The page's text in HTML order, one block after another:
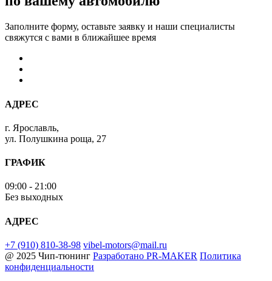
Заполните форму, оставьте заявку и наши специалисты
свяжутся с вами в ближайшее время
АДРЕС
г. Ярославль,
ул. Полушкина роща, 27
ГРАФИК
09:00 - 21:00
Без выходных
АДРЕС
+7 (910) 810-38-98 vibel-motors@mail.ru
@ 2025 Чип-тюнинг Разработано PR-MAKER Политика
конфиденциальности